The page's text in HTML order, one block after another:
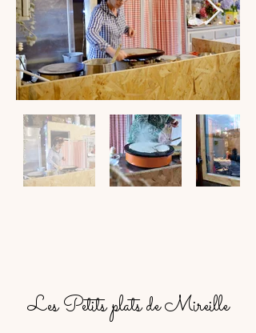
Les Petits plats de Mireille